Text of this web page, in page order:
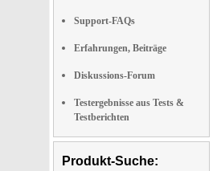
Support-FAQs
Erfahrungen, Beiträge
Diskussions-Forum
Testergebnisse aus Tests &
Testberichten
Produkt-Suche: